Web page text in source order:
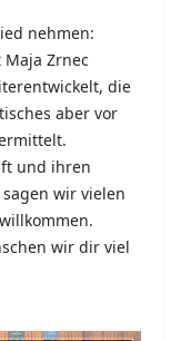
nehmen:
Maja Zrnec
die
aber vor
und ihren
wir vielen
wir dir viel